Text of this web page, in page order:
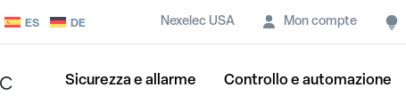
ES DE Nexelec USA Mon compte
Sicurezza e allarme Controllo e automazione